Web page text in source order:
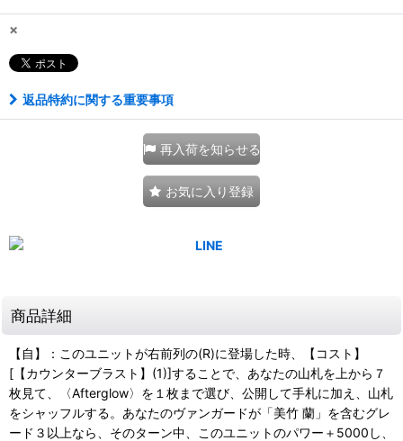
×
返品特約に関する重要事項
再入荷を知らせる
お気に入り登録
商品詳細
【自】：このユニットが右前列の(R)に登場した時、【コスト】
[【カウンターブラスト】(1)]することで、あなたの山札を上から７
枚見て、〈Afterglow〉を１枚まで選び、公開して手札に加え、山札
をシャッフルする。あなたのヴァンガードが「美竹 蘭」を含むグレ
ード３以上なら、そのターン中、このユニットのパワー＋5000し、